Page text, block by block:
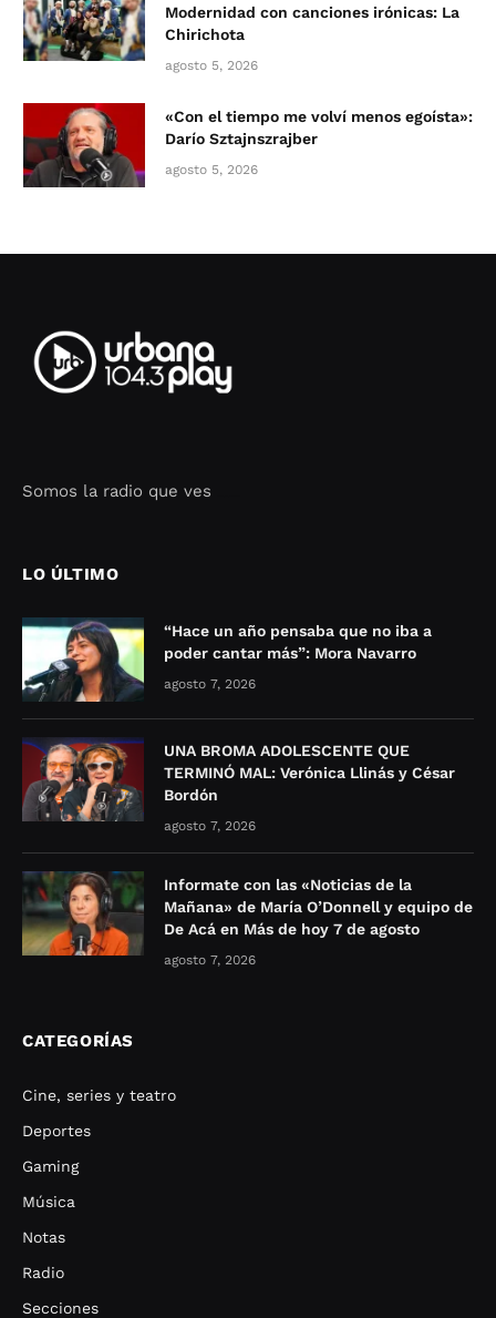
Modernidad con canciones irónicas: La
Chirichota
agosto 5, 2026
«Con el tiempo me volví menos egoísta»:
Darío Sztajnszrajber
agosto 5, 2026
Somos la radio que ves
LO ÚLTIMO
“Hace un año pensaba que no iba a
poder cantar más”: Mora Navarro
agosto 7, 2026
UNA BROMA ADOLESCENTE QUE
TERMINÓ MAL: Verónica Llinás y César
Bordón
agosto 7, 2026
Informate con las «Noticias de la
Mañana» de María O’Donnell y equipo de
De Acá en Más de hoy 7 de agosto
agosto 7, 2026
CATEGORÍAS
Cine, series y teatro
Deportes
Gaming
Música
Notas
Radio
Secciones